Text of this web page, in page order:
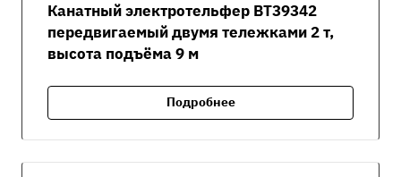
Канатный электротельфер ВТ39342
передвигаемый двумя тележками 2 т,
высота подъёма 9 м
Подробнее